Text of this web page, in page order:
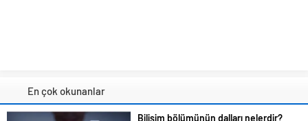
En çok okunanlar
Bilişim bölümünün dalları nelerdir?